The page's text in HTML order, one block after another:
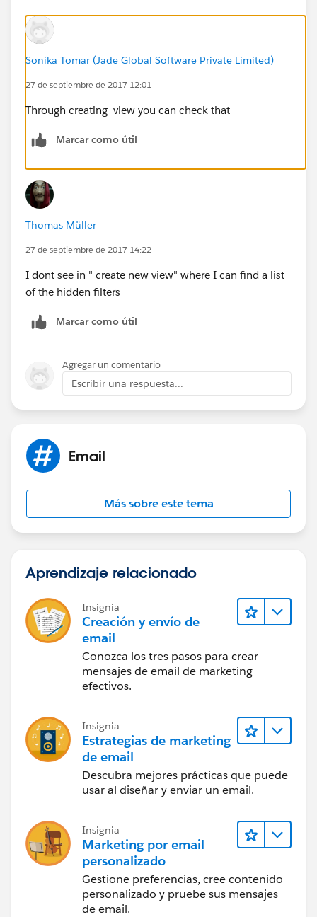
Sonika Tomar (Jade Global Software Private Limited)
27 de septiembre de 2017 12:01
Through creating view you can check that
Marcar como útil
Thomas Müller
27 de septiembre de 2017 14:22
I dont see in " create new view" where I can find a list
of the hidden filters
Marcar como útil
Agregar un comentario
Escribir una respuesta...
Email
Más sobre este tema
Aprendizaje relacionado
Insignia
Creación y envío de
email
Conozca los tres pasos para crear
mensajes de email de marketing
efectivos.
Insignia
Estrategias de marketing
de email
Descubra mejores prácticas que puede
usar al diseñar y enviar un email.
Insignia
Marketing por email
personalizado
Gestione preferencias, cree contenido
personalizado y pruebe sus mensajes
de email.